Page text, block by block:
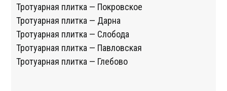
Тротуарная плитка — Покровское
Тротуарная плитка — Дарна
Тротуарная плитка — Слобода
Тротуарная плитка — Павловская
Тротуарная плитка — Глебово